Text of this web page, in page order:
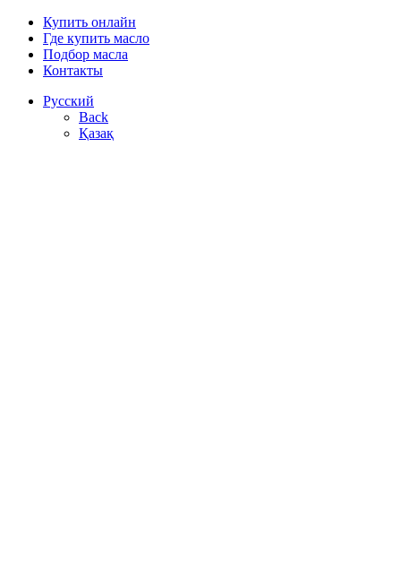
Купить онлайн
Где купить масло
Подбор масла
Контакты
Русский
Back
Қазақ